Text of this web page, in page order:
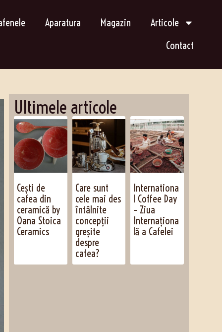
Aparatura Magazin
Articole
Contact
Ultimele articole
Cești de
cafea din
ceramică by
Oana Stoica
Ceramics
Care sunt
cele mai des
întâlnite
concepții
greșite
despre
cafea?
Internationa
l Coffee Day
– Ziua
Internaționa
lă a Cafelei